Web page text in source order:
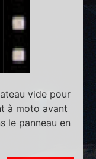
vide pour
à moto avant
le panneau en